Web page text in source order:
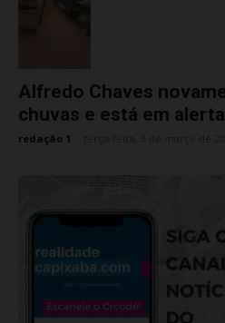
Alfredo Chaves
chuvas e está em
redação 1